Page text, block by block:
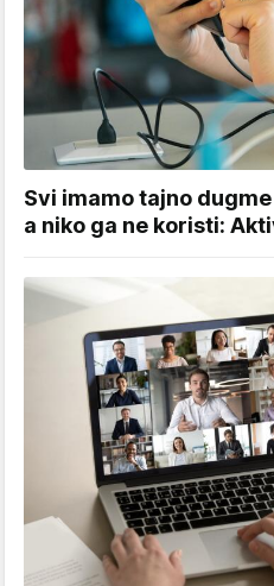
Svi imamo tajno
a niko ga ne koristi: